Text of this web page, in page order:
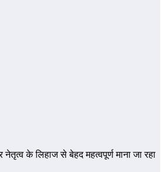
के लिहाज से बेहद महत्वपूर्ण माना जा रहा